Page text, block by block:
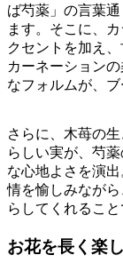
ば芍薬」の言葉
ます。そこに、
クセントを加え
カーネーション
なフォルムが、
さらに、木苺の
らしい実が、芍
な心地よさを演
情を愉しみなが
らしてくれること
お花を長く楽